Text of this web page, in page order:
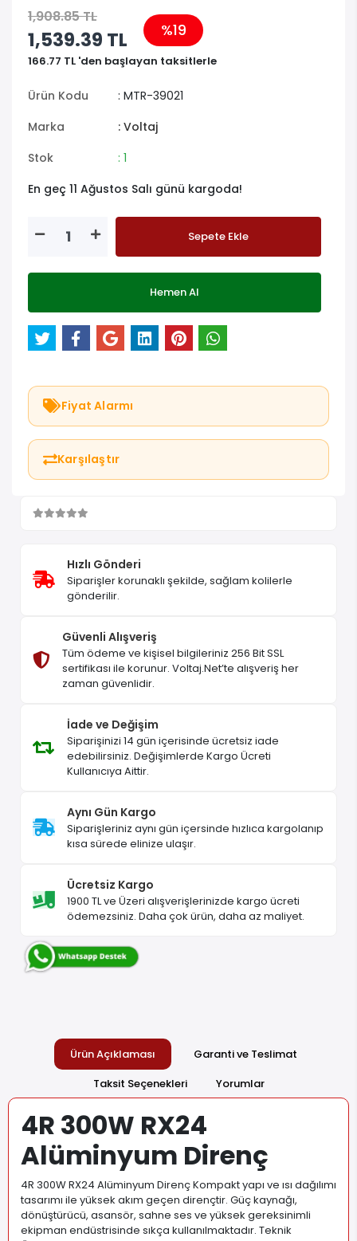
1,908.85 TL
1,539.39 TL %19
166.77 TL 'den başlayan taksitlerle
Ürün Kodu
: MTR-39021
Marka
: Voltaj
Stok
: 1
En geç 11 Ağustos Salı günü kargoda!
Sepete Ekle
Hemen Al
Fiyat Alarmı
Karşılaştır
Hızlı Gönderi
Siparişler korunaklı şekilde, sağlam kolilerle
gönderilir.
Güvenli Alışveriş
Tüm ödeme ve kişisel bilgileriniz 256 Bit SSL
sertifikası ile korunur. Voltaj.Net’te alışveriş her
zaman güvenlidir.
İade ve Değişim
Siparişinizi 14 gün içerisinde ücretsiz iade
edebilirsiniz. Değişimlerde Kargo Ücreti
Kullanıcıya Aittir.
Aynı Gün Kargo
Siparişleriniz aynı gün içersinde hızlıca kargolanıp
kısa sürede elinize ulaşır.
Ücretsiz Kargo
1900 TL ve Üzeri alışverişlerinizde kargo ücreti
ödemezsiniz. Daha çok ürün, daha az maliyet.
Ürün Açıklaması
Garanti ve Teslimat
Taksit Seçenekleri
Yorumlar
4R 300W RX24
Alüminyum Direnç
4R 300W RX24 Alüminyum Direnç Kompakt yapı ve ısı dağılımı
tasarımı ile yüksek akım geçen dirençtir. Güç kaynağı,
dönüştürücü, asansör, sahne ses ve yüksek gereksinimli
ekipman endüstrisinde sıkça kullanılmaktadır. Teknik